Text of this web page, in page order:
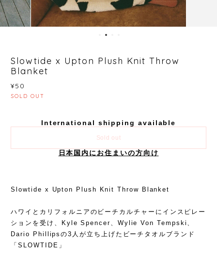
Slowtide x Upton Plush Knit Throw
Blanket
¥50
SOLD OUT
International shipping available
Sold out
日本国内にお住まいの方向け
Slowtide x Upton Plush Knit Throw Blanket
ハワイとカリフォルニアのビーチカルチャーにインスピレー
ションを受け、Kyle Spencer、Wylie Von Tempski、
Dario Phillipsの3人が立ち上げたビーチタオルブランド
「SLOWTIDE」